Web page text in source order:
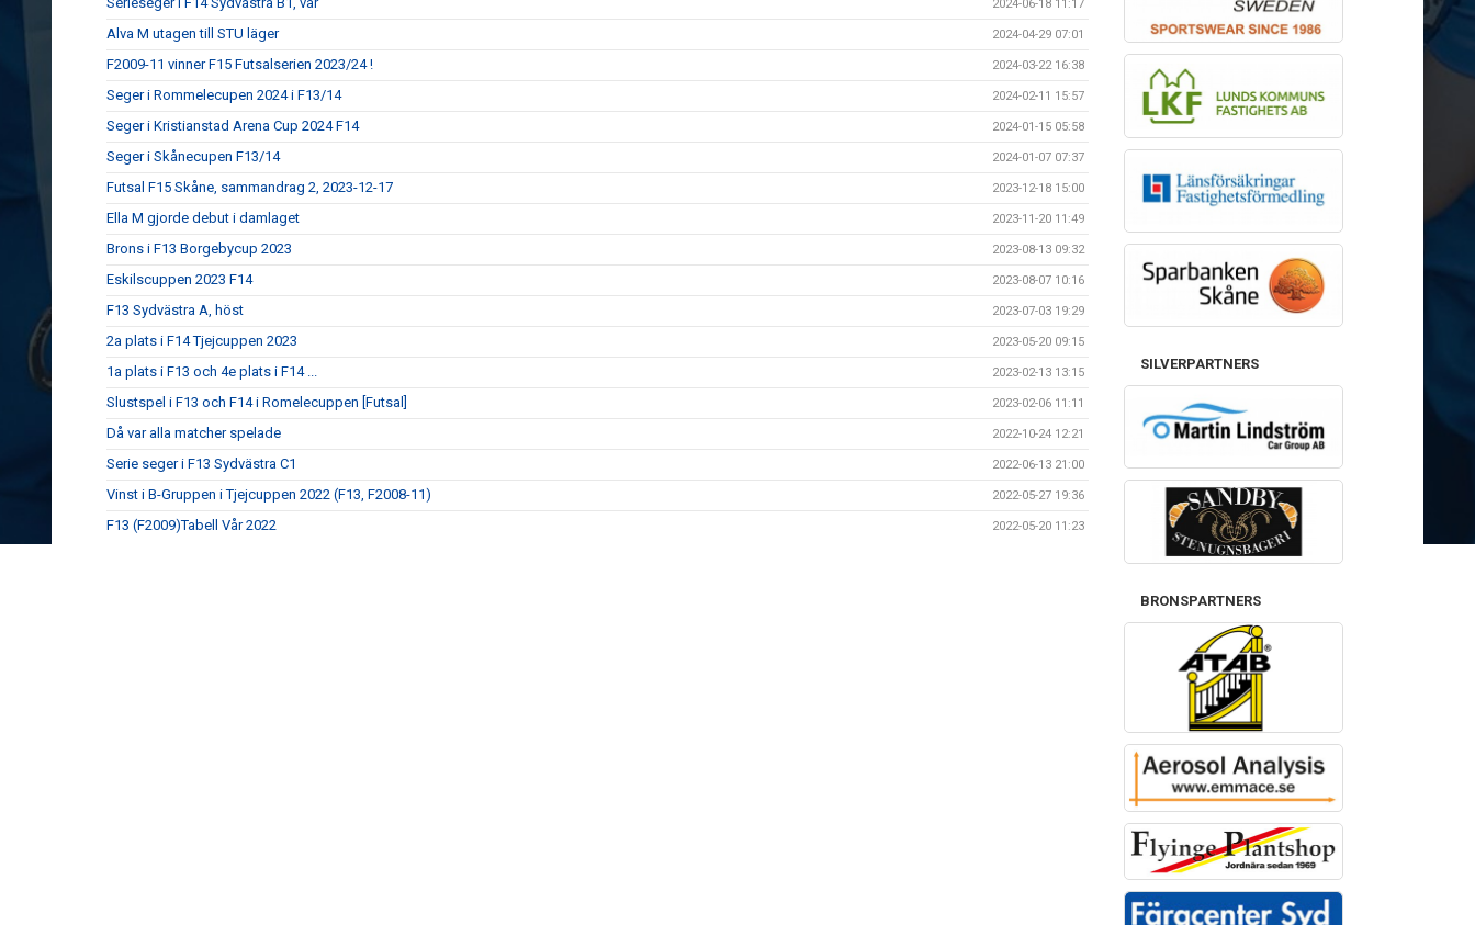
2024-06-18 11:17
Alva M utagen till STU läger 2024-04-29 07:01
F2009-11 vinner F15 Futsalserien 2023/24 ! 2024-03-22 16:38
Seger i Rommelecupen 2024 i F13/14 2024-02-11 15:57
Seger i Kristianstad Arena Cup 2024 F14 2024-01-15 05:58
Seger i Skånecupen F13/14 2024-01-07 07:37
Futsal F15 Skåne, sammandrag 2, 2023-12-17 2023-12-18 15:00
Ella M gjorde debut i damlaget 2023-11-20 11:49
Brons i F13 Borgebycup 2023 2023-08-13 09:32
Eskilscuppen 2023 F14 2023-08-07 10:16
F13 Sydvästra A, höst 2023-07-03 19:29
2a plats i F14 Tjejcuppen 2023 2023-05-20 09:15
1a plats i F13 och 4e plats i F14 ... 2023-02-13 13:15
Slustspel i F13 och F14 i Romelecuppen [Futsal] 2023-02-06 11:11
Då var alla matcher spelade 2022-10-24 12:21
Serie seger i F13 Sydvästra C1 2022-06-13 21:00
Vinst i B-Gruppen i Tjejcuppen 2022 (F13, F2008-11) 2022-05-27 19:36
F13 (F2009)Tabell Vår 2022 2022-05-20 11:23
SILVERPARTNERS
BRONSPARTNERS